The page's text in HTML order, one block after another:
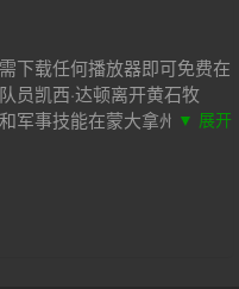
下载任何播放器即可免费在
员凯西·达顿离开黄石牧
军事技能在蒙大拿州打击犯
▼ 展开